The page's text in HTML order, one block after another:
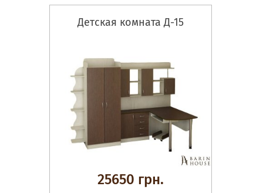
Детская комната Д-15
25650 грн.